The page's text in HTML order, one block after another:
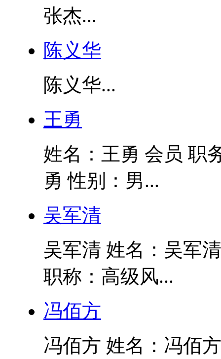
张杰...
陈义华
陈义华...
王勇
姓名：王勇 会员 职
勇 性别：男...
吴军清
吴军清 姓名：吴军
职称：高级风...
冯佰方
冯佰方 姓名：冯佰